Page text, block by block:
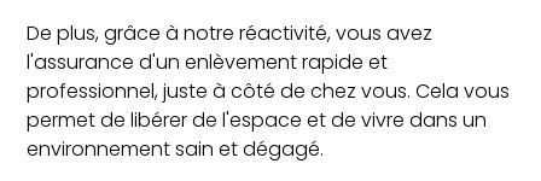
De plus, grâce à notre réactivité, vous avez
l'assurance d'un enlèvement rapide et
professionnel, juste à côté de chez vous. Cela vous
permet de libérer de l'espace et de vivre dans un
environnement sain et dégagé.